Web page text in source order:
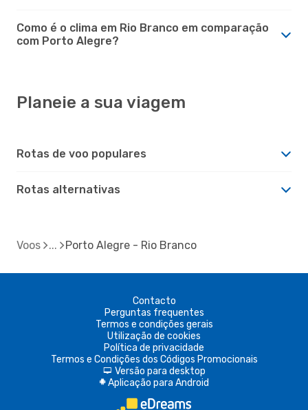
Como é o clima em Rio Branco em comparação
com Porto Alegre?
Planeie a sua viagem
Rotas de voo populares
Rotas alternativas
Voos Porto Alegre - Rio Branco
Contacto
Perguntas frequentes
Termos e condições gerais
Utilização de cookies
Política de privacidade
Termos e Condições dos Códigos Promocionais
d Versão para desktop
A Aplicação para Android